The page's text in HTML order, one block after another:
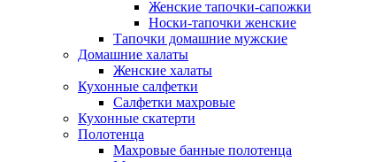
Женские тапочки-сапожки
Носки-тапочки женские
Тапочки домашние мужские
Домашние халаты
Женские халаты
Кухонные салфетки
Салфетки махровые
Кухонные скатерти
Полотенца
Махровые банные полотенца